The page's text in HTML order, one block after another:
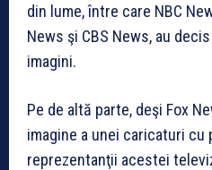
din lume, între care NBC
News şi CBS News, au
imagini.
Pe de altă parte, deşi Fox
imagine a unei caricaturi cu
reprezentanţii acestei